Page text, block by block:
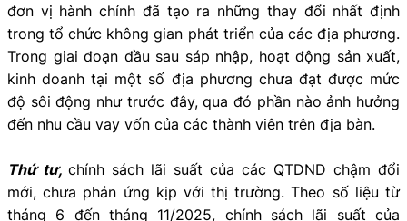
đơn vị hành chính đã tạo ra những thay đổi nhất định
trong tổ chức không gian phát triển của các địa phương.
Trong giai đoạn đầu sau sáp nhập, hoạt động sản xuất,
kinh doanh tại một số địa phương chưa đạt được mức
độ sôi động như trước đây, qua đó phần nào ảnh hưởng
đến nhu cầu vay vốn của các thành viên trên địa bàn.
Thứ tư, chính sách lãi suất của các QTDND chậm đổi
mới, chưa phản ứng kịp với thị trường. Theo số liệu từ
tháng 6 đến tháng 11/2025, chính sách lãi suất của